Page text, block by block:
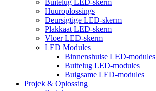
Buitelug LED-skerm
Huuroplossings
Deursigtige LED-skerm
Plakkaat LED-skerm
Vloer LED-skerm
LED Modules
Binnenshuise LED-modules
Buitelug LED-modules
Buigsame LED-modules
Projek & Oplossing